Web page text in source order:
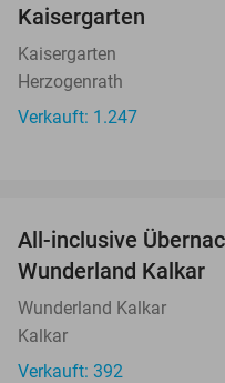
Kaisergarten
Kaisergarten
Herzogenrath
Verkauft: 1.247
All-inclusive
Wunderland Kalkar
Wunderland Kalkar
Kalkar
Verkauft: 392